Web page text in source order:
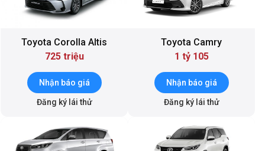
Toyota Corolla Altis
725 triệu
Nhận báo giá
Đăng ký lái thử
Toyota Camry
1 tỷ 105
Nhận báo giá
Đăng ký lái thử